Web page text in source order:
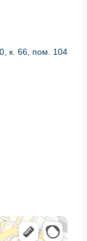
и
систем
Audi Q3 мы
Иногда
или
третьего
и
к. 66, пом. 104